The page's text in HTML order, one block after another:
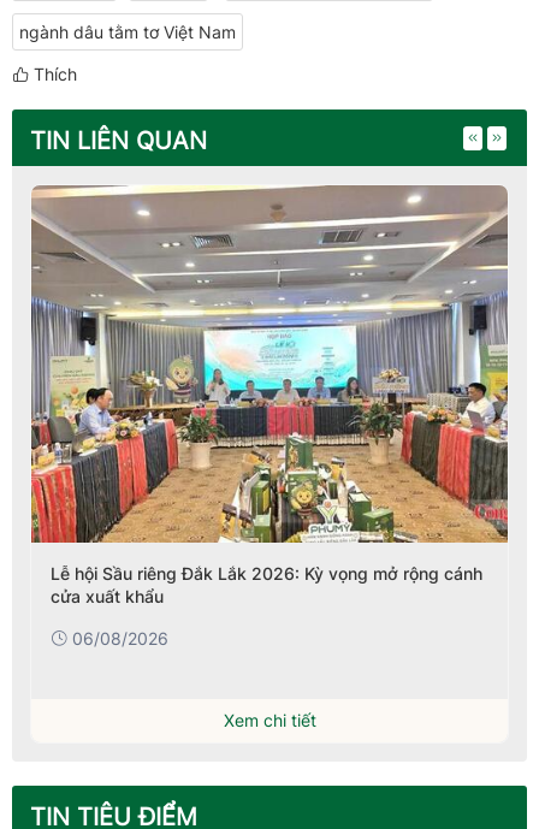
ngành dâu tằm tơ Việt Nam
Thích
TIN LIÊN QUAN
Lễ hội Sầu riêng Đắk Lắk 2026: Kỳ vọng mở rộng cánh
cửa xuất khẩu
06/08/2026
Xem chi tiết
TIN TIÊU ĐIỂM